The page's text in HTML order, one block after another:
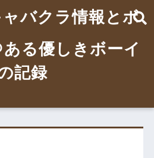
バクラ情報とボ
る優しきボーイ
記録